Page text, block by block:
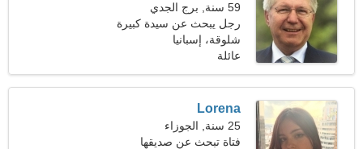
59 سنة, برج الجدي
رجل يبحث عن سيدة كبيرة
شلوقة، إسبانيا
عائلة
Lorena
25 سنة, الجوزاء
فتاة تبحث عن صديقها